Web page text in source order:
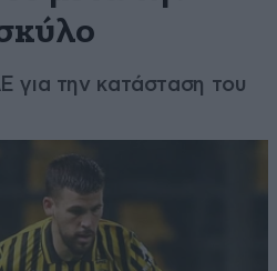
για την κατάσταση του